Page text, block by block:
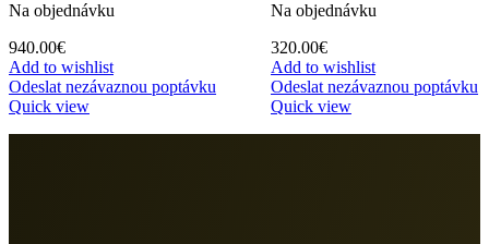
Na objednávku
940.00€
Add to wishlist
Odeslat nezávaznou poptávku
Quick view
Na objednávku
320.00€
Add to wishlist
Odeslat nezávaznou poptávku
Quick view